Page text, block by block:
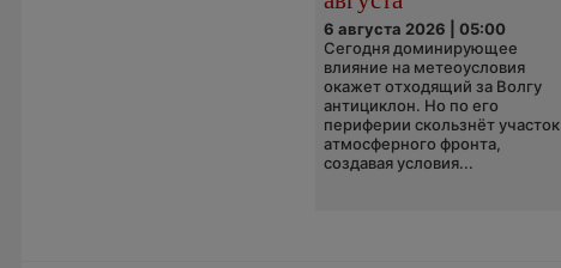
6 августа 2026 | 05:00
Сегодня доминирующее
влияние на метеоусловия
окажет отходящий за Волгу
антициклон. Но по его
периферии скользнёт участок
атмосферного фронта,
создавая условия...